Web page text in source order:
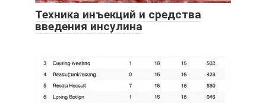
Техника инъекций и средства
введения инсулина